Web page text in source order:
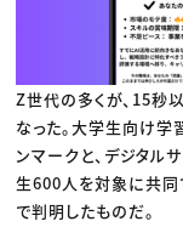
Z世代の多くが、15秒
なった。大学生向け
ンマークと、デジタル
生600人を対象に共同
で判明したものだ。